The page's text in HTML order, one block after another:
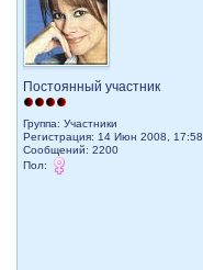
Постоянный участник
Группа: Участники
Регистрация: 14 Июн 2008, 17:58
Сообщений: 2200
Пол: